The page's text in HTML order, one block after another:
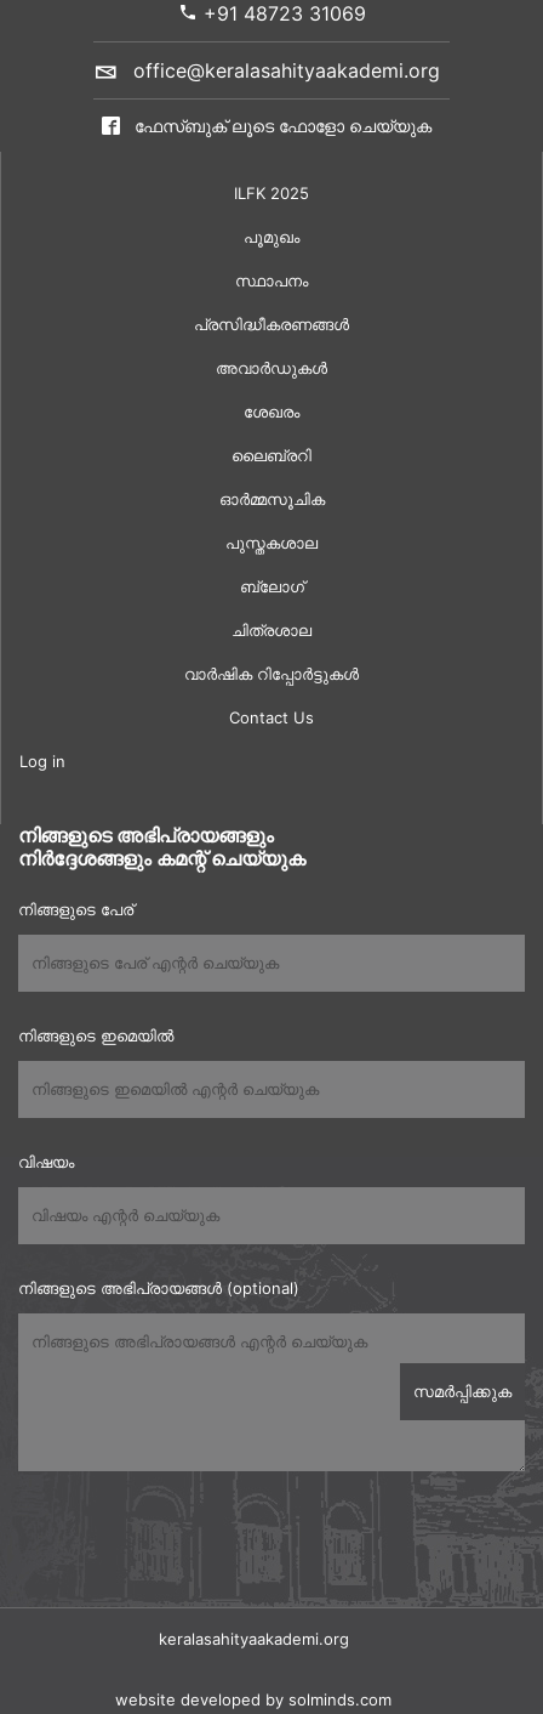
+91 48723 31069
office@keralasahityaakademi.org
ഫേസ്ബുക് ലൂടെ ഫോളോ ചെയ്യുക
ILFK 2025
പൂമുഖം
സ്ഥാപനം
പ്രസിദ്ധീകരണങ്ങൾ
അവാർഡുകൾ
ശേഖരം
ലൈബ്രറി
ഓർമ്മസൂചിക
പുസ്തകശാല
ബ്ലോഗ്
ചിത്രശാല
വാർഷിക റിപ്പോർട്ടുകൾ
Contact Us
Log in
നിങ്ങളുടെ അഭിപ്രായങ്ങളും
നിർദ്ദേശങ്ങളും കമന്റ് ചെയ്യുക
നിങ്ങളുടെ പേര്
നിങ്ങളുടെ ഇമെയിൽ
വിഷയം
നിങ്ങളുടെ അഭിപ്രായങ്ങൾ (optional)
keralasahityaakademi.org
website developed by solminds.com